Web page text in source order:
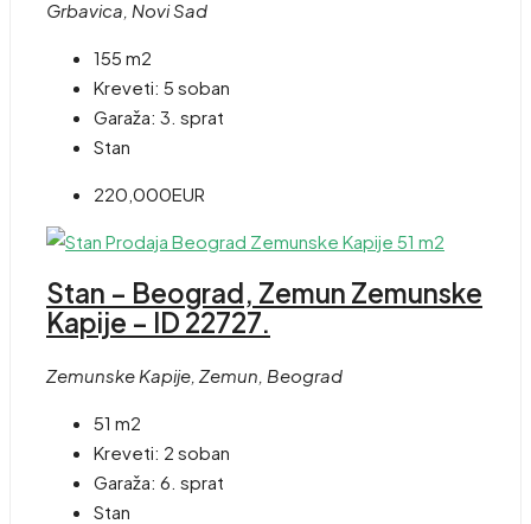
Grbavica, Novi Sad
155 m2
Kreveti: 5 soban
Garaža: 3. sprat
Stan
220,000EUR
Stan – Beograd, Zemun Zemunske
Kapije – ID 22727.
Zemunske Kapije, Zemun, Beograd
51 m2
Kreveti: 2 soban
Garaža: 6. sprat
Stan